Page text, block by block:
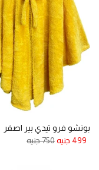
بونشو فرو تيدي بير اصفر
499 جنيه
750 جنيه